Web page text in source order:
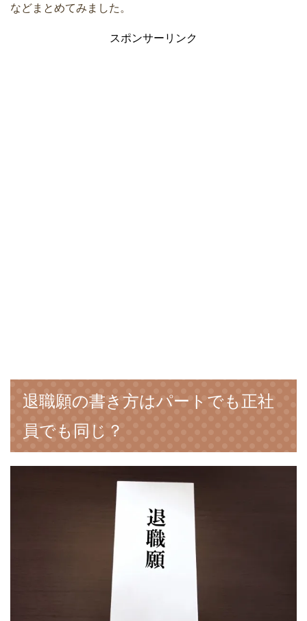
などまとめてみました。
スポンサーリンク
退職願の書き方はパートでも正社
員でも同じ？